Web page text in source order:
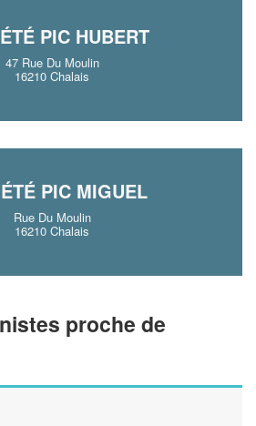
PIC HUBERT
47 Rue Du Moulin
16210 Chalais
PIC MIGUEL
Rue Du Moulin
16210 Chalais
proche de